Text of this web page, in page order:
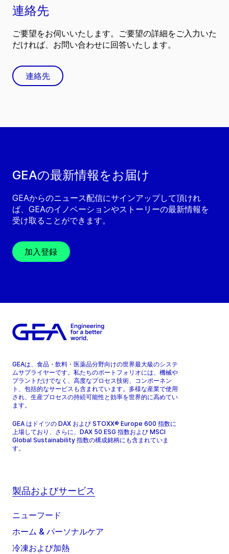
GEAの最新情報をお届け
GEAからのニュース配信にサインアップして頂けれ
ば、GEAのイノベーションやストーリーの最新情報を
受け取ることができます。
加入登録
連絡先
ご要望をお伺いいたします。ご要望の詳細をご入力いた
だければ、お問い合わせに回答いたします。
連絡先
GEAは、食品・飲料・医薬品分野向けの世界最大級のシステ
ムサプライヤーです。私たちのポートフォリオには、機械や
プラントだけでなく、高度なプロセス技術、コンポーネン
ト、包括的なサービスも含まれています。多様な産業で使用
され、生産プロセスの持続可能性と効率を世界的に高めてい
ます。
GEA はドイツの DAX および STOXX® Europe 600 指数に
上場しており、さらに、DAX 50 ESG 指数および MSCI
Global Sustainability 指数の構成銘柄にも含まれていま
す。
製品およびサービス
ニューフード
ホーム & パーソナルケア
冷凍および加熱